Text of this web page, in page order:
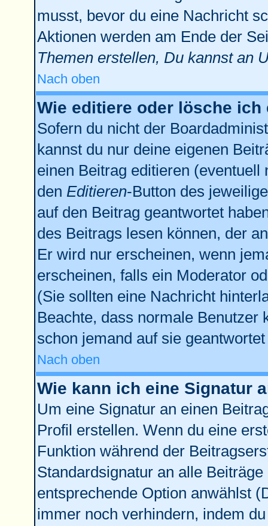
musst, bevor du eine Nachricht
Aktionen werden am Ende der
Themen erstellen, Du kannst an
Nach oben
Wie editiere oder lösche ich
Sofern du nicht der
kannst du nur deine eigenen
einen Beitrag editieren
den Editieren-Button des
auf den Beitrag geantwortet
des Beitrags lesen können, der
Er wird nur erscheinen, wenn
erscheinen, falls ein Moderator
(Sie sollten eine Nachricht
Beachte, dass normale Benutzer
schon jemand auf sie geantwortet
Nach oben
Wie kann ich eine Signatur
Um eine Signatur an einen
Profil erstellen. Wenn du eine
Funktion während der
Standardsignatur an alle
entsprechende Option anwählst
immer noch verhindern, indem